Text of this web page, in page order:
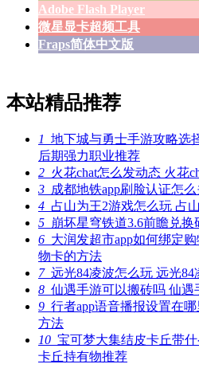
Adobe Flash Player
微星显卡超频工具
Fraps简体中文版
本站精品推荐
1 地下城与勇士手游攻略选
后期强力职业推荐
2 火花chat怎么发动态 火花
3 成都地铁app刷脸认证怎
4 占山为王2游戏怎么玩 占
5 崩坏星穹铁道3.6前瞻兑换
6 大润发超市app如何绑定
物卡的方法
7远光84凌波怎么玩 远光84
8 仙遇手游可以搬砖吗 仙
9 行者app语音播报设置在
方法
10 宝可梦大集结皮卡丘带
卡丘持有物推荐